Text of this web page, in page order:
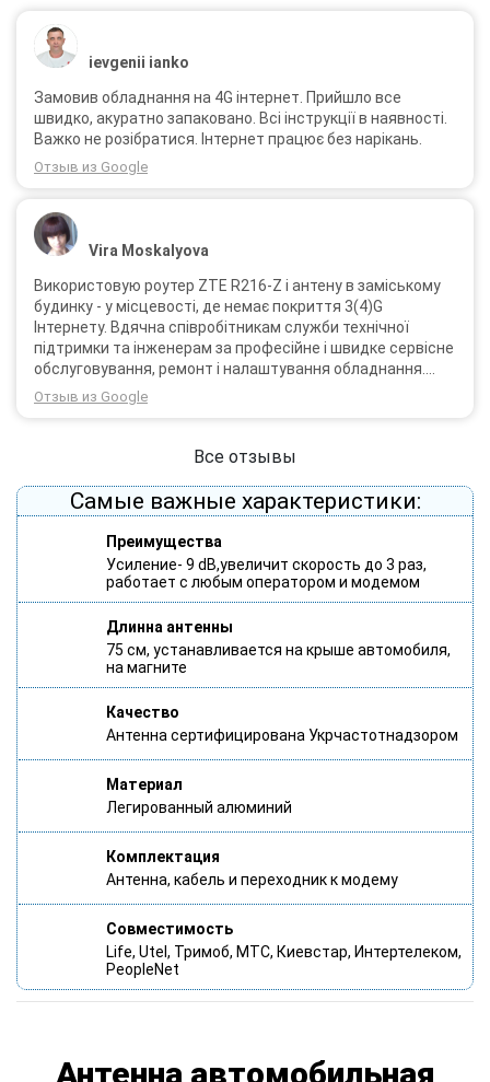
ievgenii ianko
Замовив обладнання на 4G інтернет. Прийшло все
швидко, акуратно запаковано. Всі інструкції в наявності.
Важко не розібратися. Інтернет працює без нарікань.
Отзыв из Google
Vira Moskalyova
Використовую роутер ZTE R216-Z і антену в заміському
будинку - у місцевості, де немає покриття 3(4)G
Інтернету. Вдячна співробітникам служби технічної
підтримки та інженерам за професійне і швидке сервісне
обслуговування, ремонт і налаштування обладнання.
Через 3 роки після покупки я не шкодую про прийняте
тоді рішення придбати обладнання в компанії 3G star
Отзыв из Google
Все отзывы
Самые важные характеристики:
Преимущества
Усиление- 9 dB,увеличит скорость до 3 раз,
работает с любым оператором и модемом
Длинна антенны
75 см, устанавливается на крыше автомобиля,
на магните
Качество
Антенна сертифицирована Укрчастотнадзором
Материал
Легированный алюминий
Комплектация
Aнтенна, кабель и переходник к модему
Совместимость
Life, Utel, Тримоб, MTC, Киевстар, Интертелеком,
PeopleNet
Антенна автомобильная